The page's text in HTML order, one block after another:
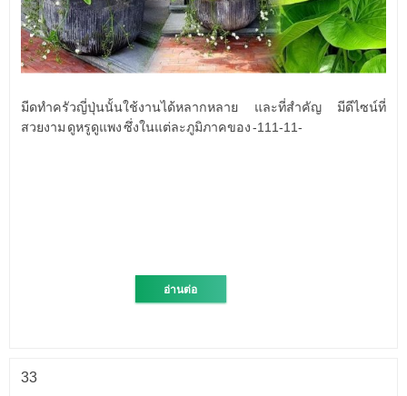
มีดทำครัวญี่ปุ่นนั้นใช้งานได้หลากหลาย และที่สำคัญ มีดีไซน์ที่
สวยงาม ดูหรูดูแพง ซึ่งในแต่ละภูมิภาคของ -111-11-
อ่านต่อ
33